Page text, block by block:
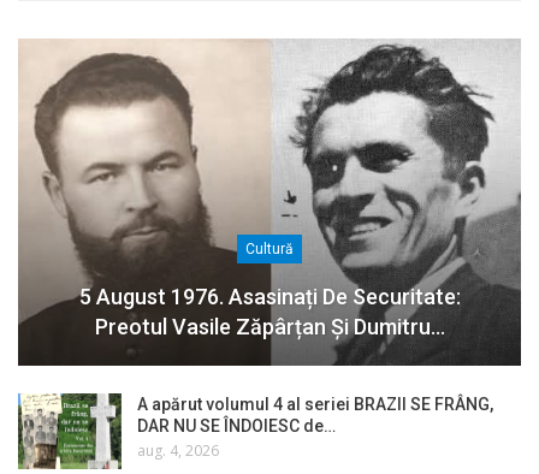
Cultură
5 August 1976. Asasinați De Securitate:
Preotul Vasile Zăpârțan Și Dumitru…
A apărut volumul 4 al seriei BRAZII SE FRÂNG,
DAR NU SE ÎNDOIESC de…
aug. 4, 2026